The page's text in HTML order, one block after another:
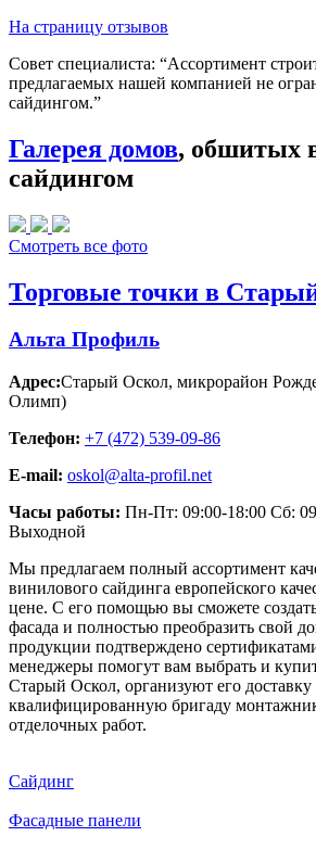
На страницу отзывов
Совет специалиста: “Ассортимент
предлагаемых нашей компанией не
сайдингом.”
Галерея домов, обшитых
сайдингом
Смотреть все фото
Торговые точки в
Альта Профиль
Адрес:Старый Оскол, микрорайон
Олимп)
Телефон: +7 (472) 539-09-86
E-mail: oskol@alta-profil.net
Часы работы: Пн-Пт: 09:00-18:00 Сб:
Выходной
Мы предлагаем полный ассортимент
винилового сайдинга европейского
цене. С его помощью вы сможете
фасада и полностью преобразить свой
продукции подтверждено
менеджеры помогут вам выбрать и
Старый Оскол, организуют его доставку
квалифицированную бригаду
отделочных работ.
Сайдинг
Фасадные панели